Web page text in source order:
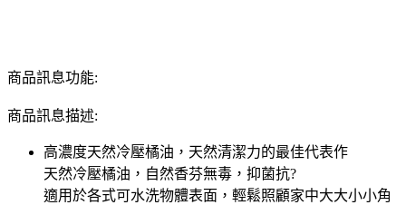
商品訊息功能:
商品訊息描述:
高濃度天然冷壓橘油，天然清潔力的最佳代表作
天然冷壓橘油，自然香芬無毒，抑菌抗?
適用於各式可水洗物體表面，輕鬆照顧家中大大小小角